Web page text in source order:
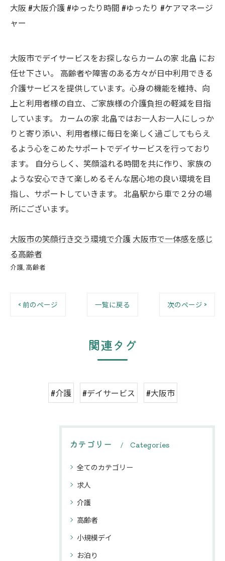
大阪 #大阪介護 #ゆったり時間 #ゆったり #ケアマネージ
ャー
大阪市でデイサービスをお探しならカームの家 北畠 にお
任せ下さい。 高齢者や障害のある方々が日中利用できる
介護サービスを提供しています。心身の機能を維持、向
上と利用者様の自立、ご家族様の介護負担の軽減を目指
しています。 カームの家 北畠ではお一人お一人にしっか
りと寄り添い、利用者様に毎日を楽しく過ごしてもらえ
るよう心をこめたサポートでデイサービスを行っており
ます。 自分らしく、笑顔溢れる時間を共に作り、家族の
ような安心できて楽しめるそんな居心地の良い環境を目
指し、サポートしていきます。 北畠駅から車で２分の場
所にございます。
大阪市の笑顔行き交う環境で介護 大阪市で一体感を感じ
る高齢者
介護 高齢者
< 前のページ 一覧に戻る 次のページ >
関連タグ
#介護 #デイサービス #大阪市
カテゴリー Categories
全てのカテゴリー
求人
介護
高齢者
小規模デイ
お泊り